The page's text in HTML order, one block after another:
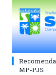
MP-PJS